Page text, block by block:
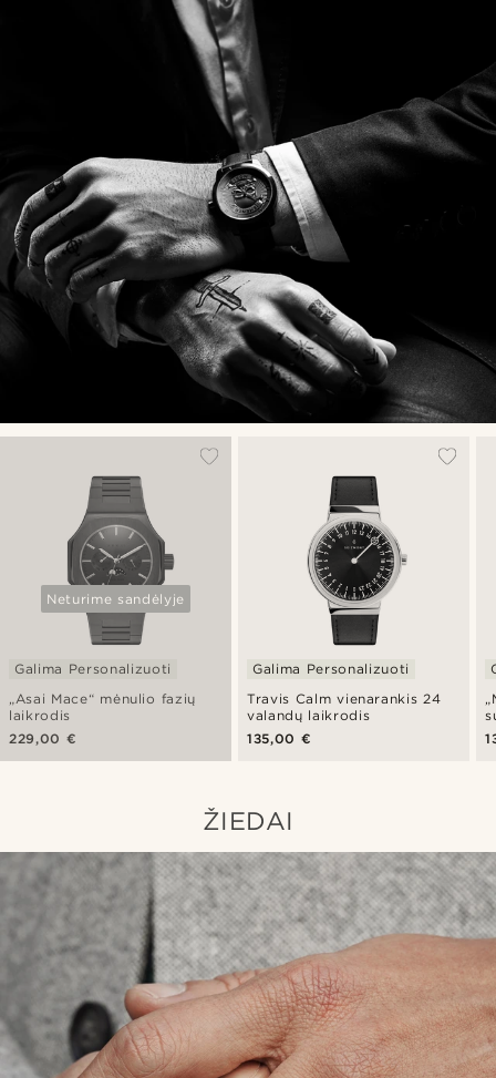
Neturime sandėlyje
„Asai Mace“ mėnulio fazių
laikrodis
Galima Personalizuoti
229,00 €
Travis Calm vienarankis 24
valandų laikrodis
Galima Personalizuoti
135,00 €
ŽIEDAI